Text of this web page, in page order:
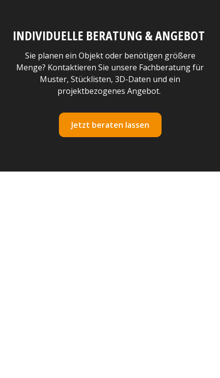
INDIVIDUELLE BERATUNG & ANGEBOT
Sie planen ein Objekt oder benötigen größere
Menge? Kontaktieren Sie unsere Fachberatung für
Muster, Stücklisten, 3D-Daten und ein
projektbezogenes Angebot.
Jetzt beraten lassen